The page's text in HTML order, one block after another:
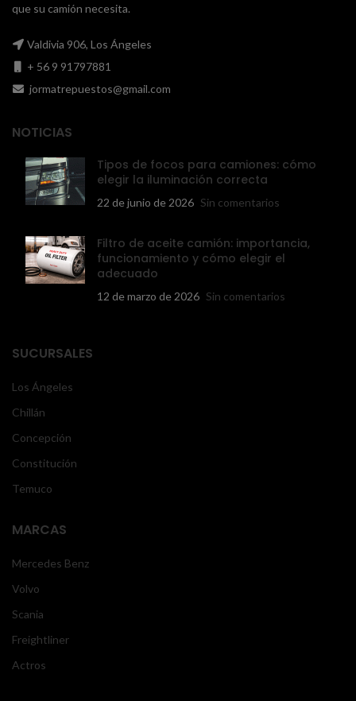
que su camión necesita.
Valdivia 906, Los Ángeles
+ 56 9 91797881
jormatrepuestos@gmail.com
NOTICIAS
Tipos de focos para camiones: cómo
elegir la iluminación correcta
22 de junio de 2026 Sin comentarios
Filtro de aceite camión: importancia,
funcionamiento y cómo elegir el
adecuado
12 de marzo de 2026 Sin comentarios
SUCURSALES
Los Ángeles
Chillán
Concepción
Constitución
Temuco
MARCAS
Mercedes Benz
Volvo
Scania
Freightliner
Actros